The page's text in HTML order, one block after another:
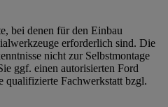
bei denen für den Einbau
erforderlich sind. Die
nicht zur Selbstmontage
ggf. einen autorisierten Ford
qualifizierte Fachwerkstatt bzgl.